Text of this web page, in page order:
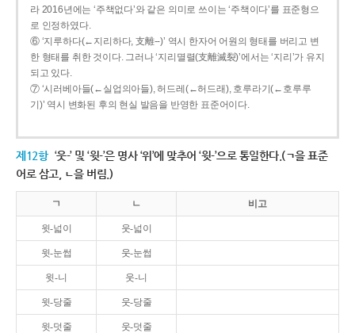
라 2016년에는 ‘주책없다’와 같은 의미로 쓰이는 ‘주책이다’를 표준형으
로 인정하였다.
⑥ ‘지루하다(←지리하다, 支離--)’ 역시 한자어 어원의 형태를 버리고 변
한 형태를 취한 것이다. 그러나 ‘지리멸렬(支離滅裂)’에서는 ‘지리’가 유지
되고 있다.
⑦ ‘시러베아들(←실업의아들), 허드레(←허드래), 호루라기(←호루루
기)’ 역시 변화된 후의 현실 발음을 반영한 표준어이다.
제12항 ‘웃-’ 및 ‘윗-’은 명사 ‘위’에 맞추어 ‘윗-’으로 통일한다.(ㄱ을 표준
어로 삼고, ㄴ을 버림.)
ㄱ ㄴ 비고
윗-넓이 웃-넓이
윗-눈썹 웃-눈썹
윗-니 웃-니
윗-당줄 웃-당줄
윗-덧줄 웃-덧줄